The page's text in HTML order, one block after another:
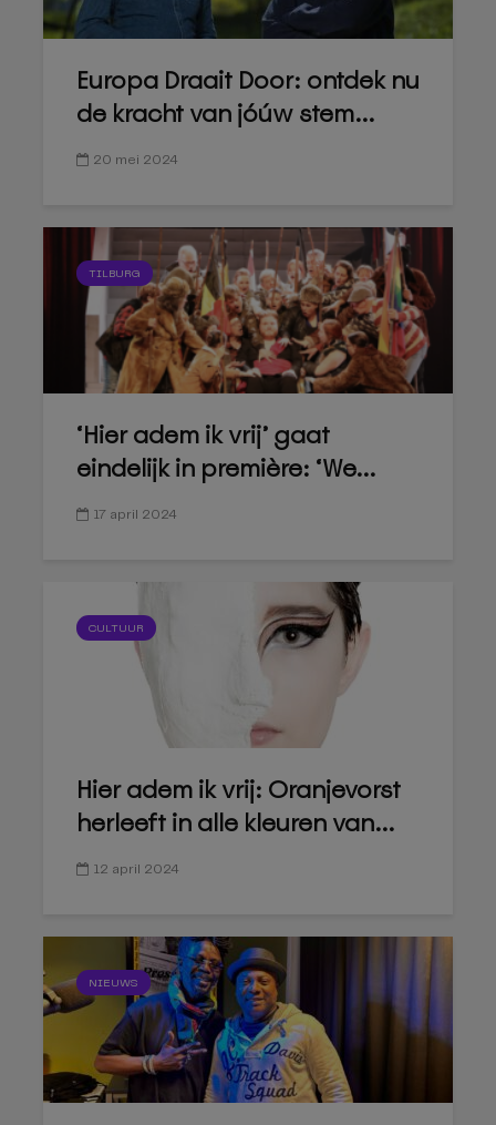
Europa Draait Door: ontdek nu
de kracht van jóúw stem...
20 mei 2024
TILBURG
‘Hier adem ik vrij’ gaat
eindelijk in première: ‘We...
17 april 2024
CULTUUR
Hier adem ik vrij: Oranjevorst
herleeft in alle kleuren van...
12 april 2024
NIEUWS